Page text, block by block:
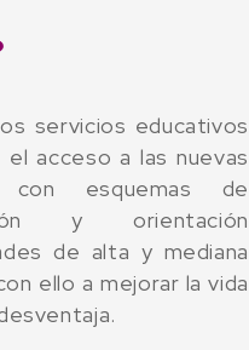
servicios educativos
acceso a las nuevas
con esquemas de
y orientación
de alta y mediana
ello a mejorar la vida